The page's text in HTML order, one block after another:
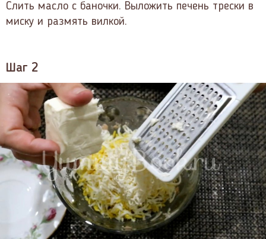
Слить масло с баночки. Выложить печень трески в
миску и размять вилкой.
Шаг 2